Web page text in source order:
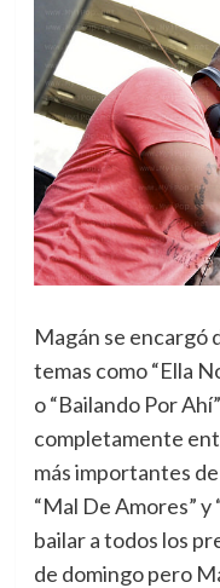
Magán se encargó
temas como “Ella
o “Bailando Por
completamente
más importantes
“Mal De Amores” y
bailar a todos los
de domingo pero